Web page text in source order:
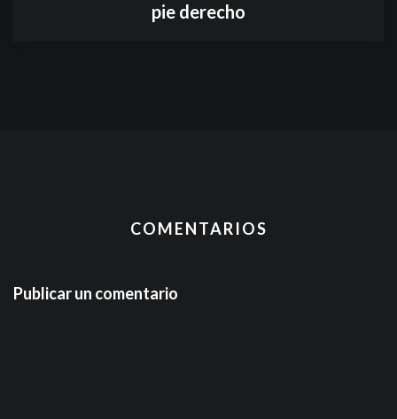
pie derecho
COMENTARIOS
Publicar un comentario